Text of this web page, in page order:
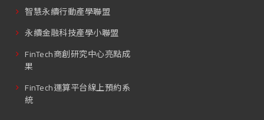
智慧永續行動產學聯盟
永續金融科技產學小聯盟
FinTech商創研究中心亮點成
果
FinTech運算平台線上預約系
統